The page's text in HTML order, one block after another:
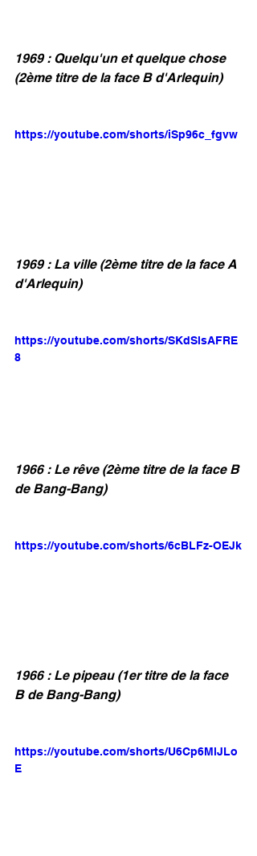
1969 : Quelqu'un et quelque chose
(2ème titre de la face B d'Arlequin)
https://youtube.com/shorts/iSp96c_fgvw
1969 : La ville (2ème titre de la face A
d'Arlequin)
https://youtube.com/shorts/SKdSlsAFRE
8
1966 : Le rêve (2ème titre de la face B
de Bang-Bang)
https://youtube.com/shorts/6cBLFz-OEJk
1966 : Le pipeau (1er titre de la face
B de Bang-Bang)
https://youtube.com/shorts/U6Cp6MlJLo
E